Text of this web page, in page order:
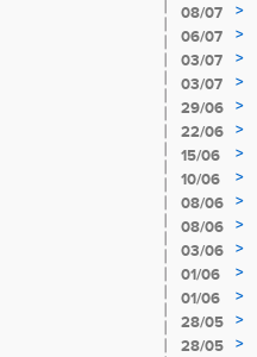
08/07
>
06/07
>
03/07
>
03/07
>
29/06
>
22/06
>
15/06
>
10/06 >
08/06 >
08/06 >
03/06
>
01/06 >
01/06
>
28/05
>
28/05
>